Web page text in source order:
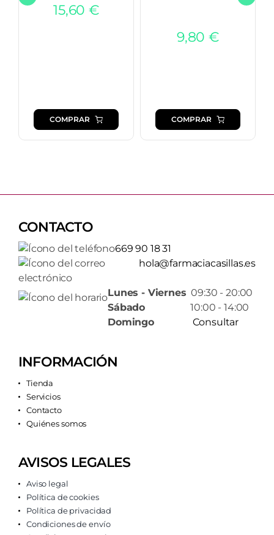
15,60 €
COMPRAR
9,80€
COMPRAR
CONTACTO
669 90 18 31
hola@farmaciacasillas.es
Lunes - Viernes 09:30 - 20:00
Sábado 10:00 - 14:00
Domingo
Consultar
INFORMACIÓN
Tienda
Servicios
Contacto
Quiénes somos
AVISOS LEGALES
Aviso legal
Política de cookies
Política de privacidad
Condiciones de envío